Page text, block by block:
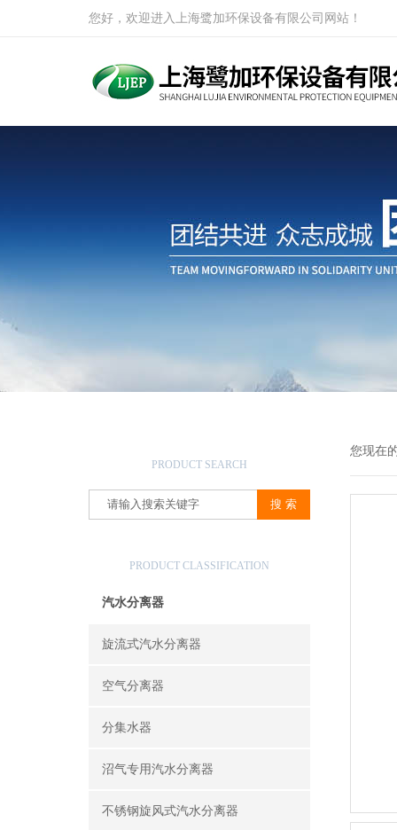
您好，欢迎进入上海鹭加环保设备有限公司网站！
PRODUCT SEARCH
PRODUCT CLASSIFICATION
汽水分离器
旋流式汽水分离器
空气分离器
分集水器
沼气专用汽水分离器
不锈钢旋风式汽水分离器
您现在